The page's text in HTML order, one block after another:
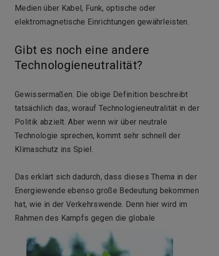
Medien über Kabel, Funk, optische oder
elektromagnetische Einrichtungen gewährleisten.
Gibt es noch eine andere
Technologieneutralität?
Gewissermaßen. Die obige Definition beschreibt
tatsächlich das, worauf Technologieneutralität in der
Politik abzielt. Aber wenn wir über neutrale
Technologie sprechen, kommt sehr schnell der
Klimaschutz ins Spiel.
Das erklärt sich dadurch, dass dieses Thema in der
Energiewende ebenso große Bedeutung bekommen
hat, wie in der Verkehrswende. Denn hier wird im
Rahmen des Kampfs gegen die globale